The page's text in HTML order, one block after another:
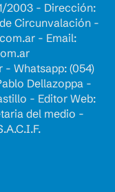
2003 - Dirección:
Circunvalación -
- Email:
- Whatsapp: (054)
Dellazoppa -
- Editor Web:
del medio -